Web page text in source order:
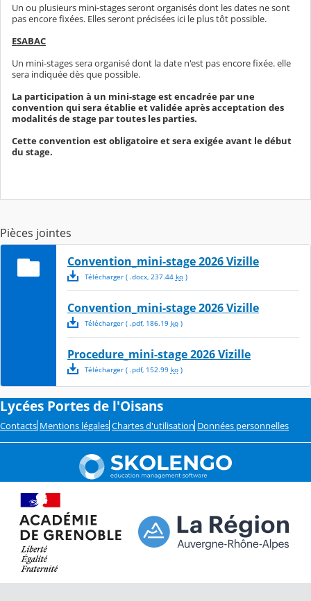
Un ou plusieurs mini-stages seront organisés dont les dates ne sont
pas encore fixées. Elles seront précisées ici le plus tôt possible.
ESABAC
Un mini-stages sera organisé dont la date n'est pas encore fixée. elle
sera indiquée dès que possible.
La participation à un mini-stage est encadrée par une
convention qui sera établie et validée après acceptation des
modalités de stage par toutes les parties.
Cette convention est obligatoire et sera exigée avant le début
du stage.
Pièces jointes
Convention_mini-stage 2026 Vizille
Télécharger( .docx, 237.44 ko)
Convention_mini-stage 2026 Vizille
Télécharger( .pdf, 186.19 ko)
Procedure_mini-stage 2026 Vizille
Télécharger( .pdf, 152.99 ko)
Lycées Portes de l'Oisans
Contacts Mentions légales Chartes d'utilisation Données personnelles